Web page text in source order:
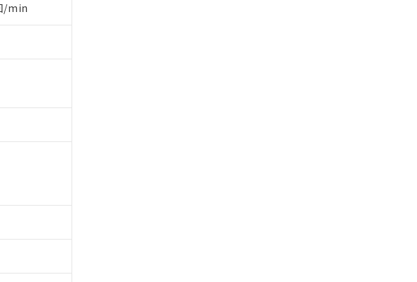
/min
いて、当社および当社の共同利用者
な範囲で利用することをご了承くだ
含有を証明するものではありません。
までの期間は出荷製品に未対応品が
ことがない限り、2022年1月12日よ